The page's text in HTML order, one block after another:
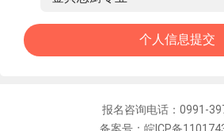
报名咨询电话：0991-
备案号：皖ICP备